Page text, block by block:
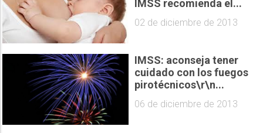
IMSS recomienda el...
02 de diciembre de 2013
IMSS: aconseja tener
cuidado con los fuegos
pirotécnicos\r\n...
06 de diciembre de 2013